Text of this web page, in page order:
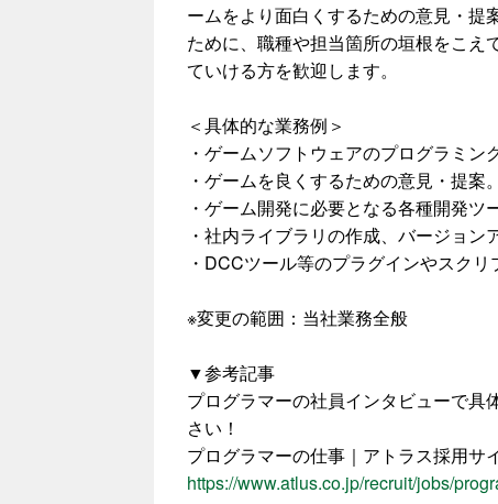
ームをより面白くするための意見・提
ために、職種や担当箇所の垣根をこえ
ていける方を歓迎します。
＜具体的な業務例＞
・ゲームソフトウェアのプログラミング
・ゲームを良くするための意見・提案。
・ゲーム開発に必要となる各種開発ツ
・社内ライブラリの作成、バージョン
・DCCツール等のプラグインやスクリ
※変更の範囲：当社業務全般
▼参考記事
プログラマーの社員インタビューで具
さい！
プログラマーの仕事｜アトラス採用サ
https://www.atlus.co.jp/recruit/jobs/